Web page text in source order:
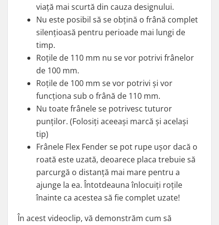
viață mai scurtă din cauza designului.
Nu este posibil să se obțină o frână complet
silențioasă pentru perioade mai lungi de
timp.
Roțile de 110 mm nu se vor potrivi frânelor
de 100 mm.
Roțile de 100 mm se vor potrivi și vor
funcționa sub o frână de 110 mm.
Nu toate frânele se potrivesc tuturor
punților. (Folosiți aceeași marcă și același
tip)
Frânele Flex Fender se pot rupe ușor dacă o
roată este uzată, deoarece placa trebuie să
parcurgă o distanță mai mare pentru a
ajunge la ea. Întotdeauna înlocuiți roțile
înainte ca acestea să fie complet uzate!
În acest videoclip, vă demonstrăm cum să